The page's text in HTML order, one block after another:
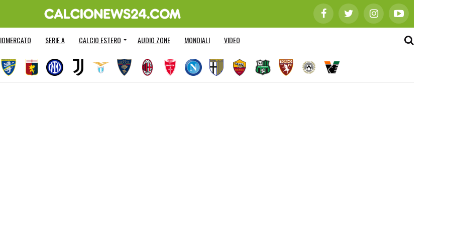
SERIE A CALCIO ESTERO AUDIO ZONE MONDIALI VIDEO